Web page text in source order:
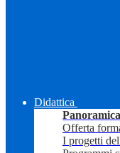
Didattica
Panoramica
Offerta
I progetti